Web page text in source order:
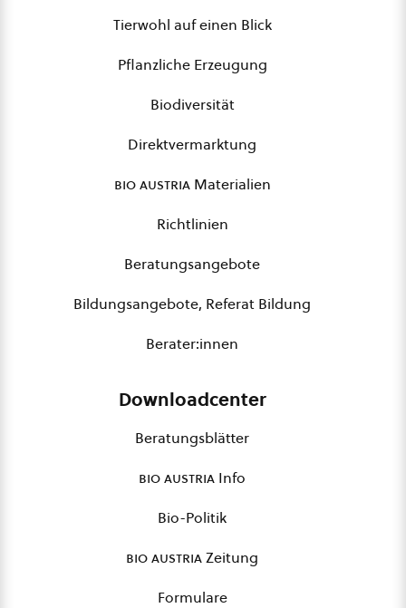
Tierwohl auf einen Blick
Pflanzliche Erzeugung
Biodiversität
Direktvermarktung
bio austriaMaterialien
Richtlinien
Beratungsangebote
Bildungsangebote, Referat Bildung
Berater:innen
Downloadcenter
Beratungsblätter
bio austria Info
Bio-Politik
bio austriaZeitung
Formulare